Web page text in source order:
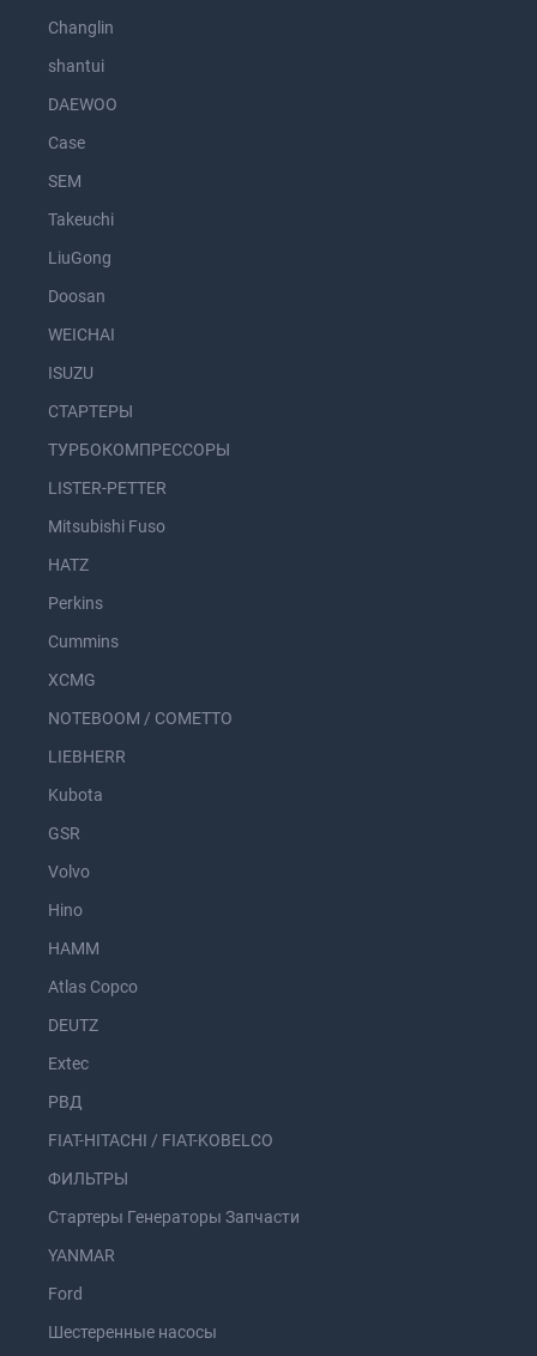
Changlin
shantui
DAEWOO
Case
SEM
Takeuchi
LiuGong
Doosan
WEICHAI
ISUZU
СТАРТЕРЫ
ТУРБОКОМПРЕССОРЫ
LISTER-PETTER
Mitsubishi Fuso
HATZ
Perkins
Cummins
XCMG
NOTEBOOM / COMETTO
LIEBHERR
Kubota
GSR
Volvo
Hino
HAMM
Atlas Copco
DEUTZ
Extec
РВД
FIAT-HITACHI / FIAT-KOBELCO
ФИЛЬТРЫ
Стартеры Генераторы Запчасти
YANMAR
Ford
Шестеренные насосы